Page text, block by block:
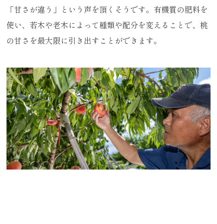
「甘さが違う」という声を頂くそうです。有機質の肥料を
使い、若木や老木によって種類や配分を変えることで、桃
の甘さを最大限に引き出すことができます。